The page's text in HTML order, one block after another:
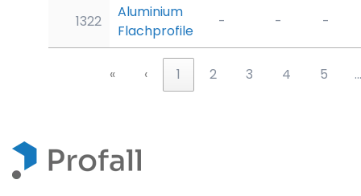
1322
Aluminium
Flachprofile
- - -
« ‹ 1 2 3 4 5 …